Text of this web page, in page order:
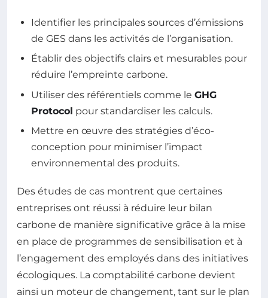
Identifier les principales sources d’émissions
de GES dans les activités de l’organisation.
Établir des objectifs clairs et mesurables pour
réduire l’empreinte carbone.
Utiliser des référentiels comme le GHG
Protocol pour standardiser les calculs.
Mettre en œuvre des stratégies d’éco-
conception pour minimiser l’impact
environnemental des produits.
Des études de cas montrent que certaines
entreprises ont réussi à réduire leur bilan
carbone de manière significative grâce à la mise
en place de programmes de sensibilisation et à
l’engagement des employés dans des initiatives
écologiques. La comptabilité carbone devient
ainsi un moteur de changement, tant sur le plan